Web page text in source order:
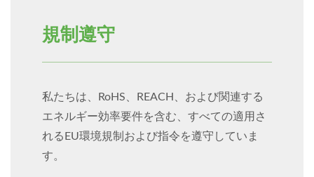
規制遵守
私たちは、RoHS、REACH、および関連する
エネルギー効率要件を含む、すべての適用さ
れるEU環境規制および指令を遵守していま
す。